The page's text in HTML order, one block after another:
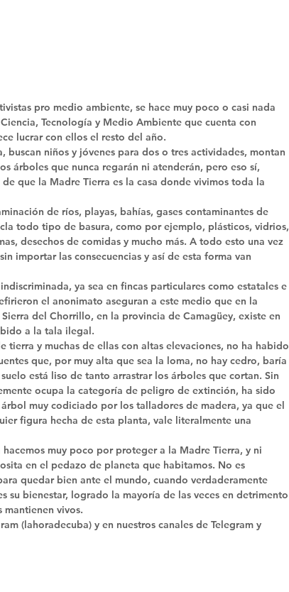
pro medio ambiente, se hace muy poco o casi nada
Tecnología y Medio Ambiente que cuenta con
lucrar con ellos el resto del año.
buscan niños y jóvenes para dos o tres actividades, montan
árboles que nunca regarán ni atenderán, pero eso sí,
que la Madre Tierra es la casa donde vivimos toda la
de ríos, playas, bahías, gases contaminantes de
todo tipo de basura, como por ejemplo, plásticos, vidrios,
desechos de comidas y mucho más. A todo esto una vez
importar las consecuencias y así de esta forma van
ya sea en fincas particulares como estatales e
el anonimato aseguran a este medio que en la
del Chorrillo, en la provincia de Camagüey, existe en
a la tala ilegal.
tierra y muchas de ellas con altas elevaciones, no ha habido
que, por muy alta que sea la loma, no hay cedro, baría
está liso de tanto arrastrar los árboles que cortan. Sin
ocupa la categoría de peligro de extinción, ha sido
muy codiciado por los talladores de madera, ya que el
figura hecha de esta planta, vale literalmente una
muy poco por proteger a la Madre Tierra, y ni
en el pedazo de planeta que habitamos. No es
quedar bien ante el mundo, cuando verdaderamente
su bienestar, logrado la mayoría de las veces en detrimento
mantienen vivos.
(lahoradecuba) y en nuestros canales de Telegram y